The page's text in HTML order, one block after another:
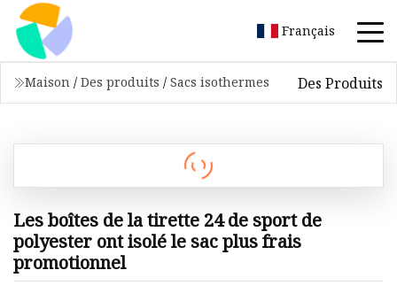
Français
Maison / Des produits / Sacs isothermes Des Produits
Les boîtes de la tirette 24 de sport de
polyester ont isolé le sac plus frais
promotionnel